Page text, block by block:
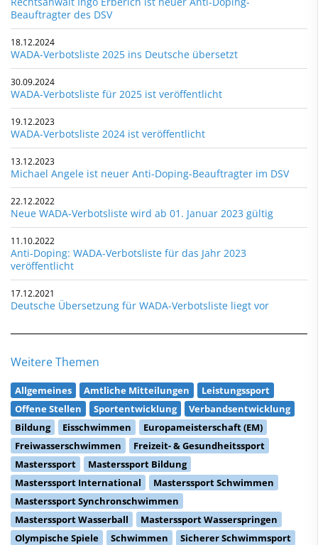
Beauftragter des DSV
18.12.2024
WADA-Verbotsliste 2025 ins Deutsche übersetzt
30.09.2024
WADA-Verbotsliste für 2025 ist veröffentlicht
19.12.2023
WADA-Verbotsliste 2024 ist veröffentlicht
13.12.2023
Michael Angele ist neuer Anti-Doping-Beauftragter im DSV
22.12.2022
Neue WADA-Verbotsliste wird ab 01. Januar 2023 gültig
11.10.2022
Anti-Doping: WADA-Verbotsliste für das Jahr 2023
veröffentlicht
17.12.2021
Deutsche Übersetzung für WADA-Verbotsliste liegt vor
Weitere Themen
Allgemeines Amtliche Mitteilungen
Leistungssport
Offene Stellen
Sportentwicklung
Verbandsentwicklung
Bildung
Eisschwimmen
Europameisterschaft (EM)
Freiwasserschwimmen
Freizeit- & Gesundheitssport
Masterssport
Masterssport Bildung
Masterssport International
Masterssport Schwimmen
Masterssport Synchronschwimmen
Masterssport Wasserball
Masterssport Wasserspringen
Olympische Spiele
Schwimmen Sicherer Schwimmsport